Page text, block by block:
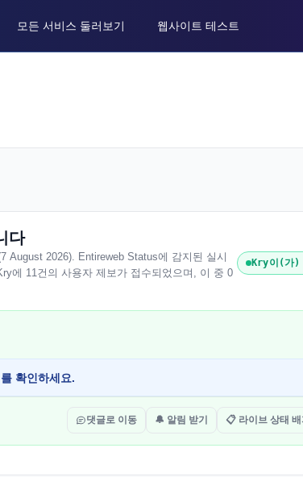
모든 서비스 둘러보기 웹사이트 테스트
다
August 2026). Entireweb Status에 감지된 실시
에 11건의 사용자 제보가 접수되었으며, 이 중 0
Kry이(가)
확인하세요.
댓글로 이동 🔔 알림 받기 📋 라이브 상태 배